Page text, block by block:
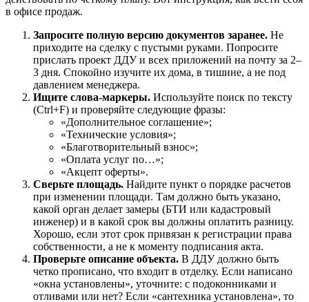
в офисе продаж.
Запросите полную версию документов заранее. Не
приходите на сделку с пустыми руками. Попросите
прислать проект ДДУ и всех приложений на почту за 2–
3 дня. Спокойно изучите их дома, в тишине, а не под
давлением менеджера.
Ищите слова-маркеры. Используйте поиск по тексту
(Ctrl+F) и проверяйте следующие фразы:
«Дополнительное соглашение»;
«Технические условия»;
«Благотворительный взнос»;
«Оплата услуг по…»;
«Акцепт оферты».
Сверьте площадь. Найдите пункт о порядке расчетов
при изменении площади. Там должно быть указано,
какой орган делает замеры (БТИ или кадастровый
инженер) и в какой срок вы должны оплатить разницу.
Хорошо, если этот срок привязан к регистрации права
собственности, а не к моменту подписания акта.
Проверьте описание объекта. В ДДУ должно быть
четко прописано, что входит в отделку. Если написано
«окна установлены», уточните: с подоконниками и
отливами или нет? Если «сантехника установлена», то